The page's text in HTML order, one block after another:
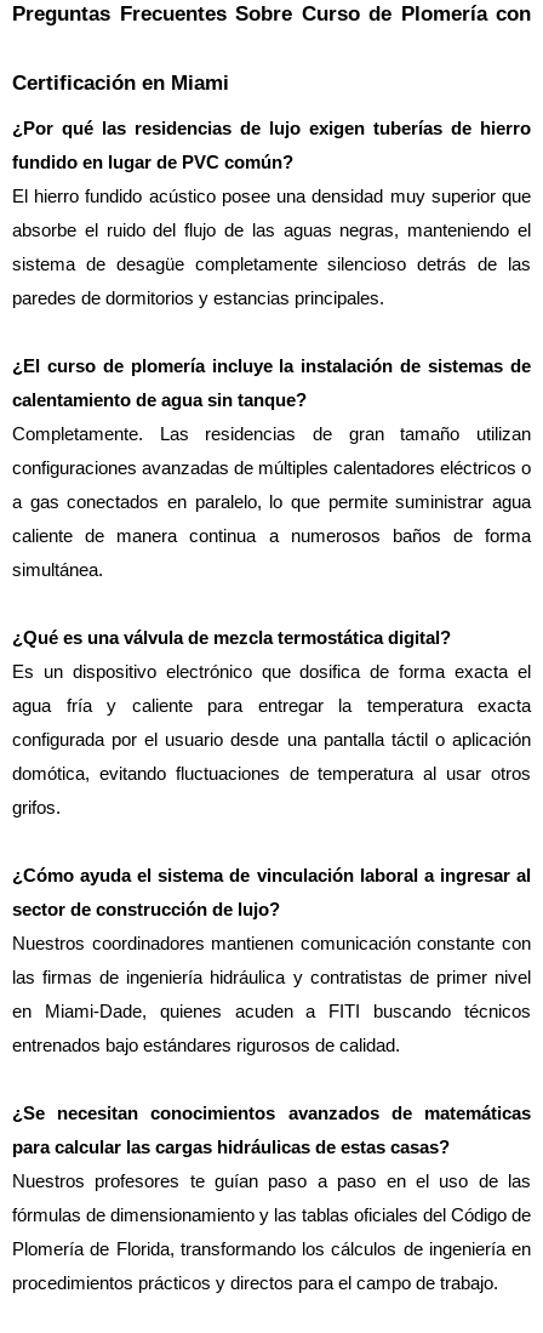
Preguntas Frecuentes Sobre Curso de Plomería con
Certificación en Miami
¿Por qué las residencias de lujo exigen tuberías de hierro
fundido en lugar de PVC común?
El hierro fundido acústico posee una densidad muy superior que
absorbe el ruido del flujo de las aguas negras, manteniendo el
sistema de desagüe completamente silencioso detrás de las
paredes de dormitorios y estancias principales.
¿El curso de plomería incluye la instalación de sistemas de
calentamiento de agua sin tanque?
Completamente. Las residencias de gran tamaño utilizan
configuraciones avanzadas de múltiples calentadores eléctricos o
a gas conectados en paralelo, lo que permite suministrar agua
caliente de manera continua a numerosos baños de forma
simultánea.
¿Qué es una válvula de mezcla termostática digital?
Es un dispositivo electrónico que dosifica de forma exacta el
agua fría y caliente para entregar la temperatura exacta
configurada por el usuario desde una pantalla táctil o aplicación
domótica, evitando fluctuaciones de temperatura al usar otros
grifos.
¿Cómo ayuda el sistema de vinculación laboral a ingresar al
sector de construcción de lujo?
Nuestros coordinadores mantienen comunicación constante con
las firmas de ingeniería hidráulica y contratistas de primer nivel
en Miami-Dade, quienes acuden a FITI buscando técnicos
entrenados bajo estándares rigurosos de calidad.
¿Se necesitan conocimientos avanzados de matemáticas
para calcular las cargas hidráulicas de estas casas?
Nuestros profesores te guían paso a paso en el uso de las
fórmulas de dimensionamiento y las tablas oficiales del Código de
Plomería de Florida, transformando los cálculos de ingeniería en
procedimientos prácticos y directos para el campo de trabajo.